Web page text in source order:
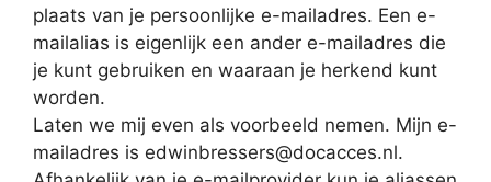
plaats van je persoonlijke e-mailadres. Een e-
mailalias is eigenlijk een ander e-mailadres die
je kunt gebruiken en waaraan je herkend kunt
worden.
Laten we mij even als voorbeeld nemen. Mijn e-
mailadres is edwinbressers@docacces.nl.